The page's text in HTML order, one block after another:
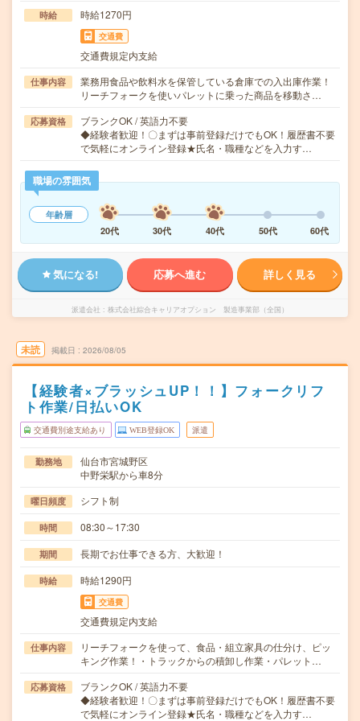
時給 時給1270円
交通費
交通費規定内支給
仕事内容
業務用食品や飲料水を保管している倉庫での入出庫作業！
リーチフォークを使いパレットに乗った商品を移動さ…
応募資格
ブランクOK / 英語力不要
◆経験者歓迎！〇まずは事前登録だけでもOK！履歴書不要
で気軽にオンライン登録★氏名・職種などを入力す…
職場の雰囲気
年齢層
20代
30代 40代 50代 60代
気になる! 応募へ進む 詳しく見る
派遣会社 株式会社綜合キャリアオプション 製造事業部（全国）
未読 掲載日 2026/08/05
【経験者×ブラッシュUP！！】フォークリフ
ト作業/日払いOK
交通費別途支給あり WEB登録OK 派遣
勤務地
仙台市宮城野区
中野栄駅から車8分
曜日頻度 シフト制
時間 08:30～17:30
期間 長期でお仕事できる方、大歓迎！
時給 時給1290円
交通費
交通費規定内支給
仕事内容
リーチフォークを使って、食品・組立家具の仕分け、ピッ
キング作業！・トラックからの積卸し作業・パレット…
応募資格
ブランクOK / 英語力不要
◆経験者歓迎！〇まずは事前登録だけでもOK！履歴書不要
で気軽にオンライン登録★氏名・職種などを入力す…